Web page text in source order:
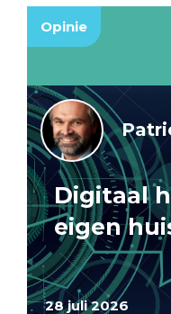
Opinie
28 juli 2026
Digitaal
eigen